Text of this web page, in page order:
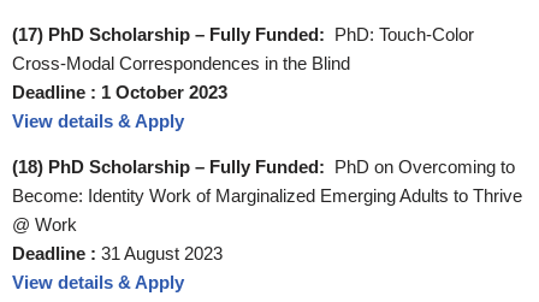
(17) PhD Scholarship – Fully Funded: PhD: Touch-Color
Cross-Modal Correspondences in the Blind
Deadline : 1 October 2023
View details & Apply
(18) PhD Scholarship – Fully Funded: PhD on Overcoming to
Become: Identity Work of Marginalized Emerging Adults to Thrive
@ Work
Deadline : 31 August 2023
View details & Apply